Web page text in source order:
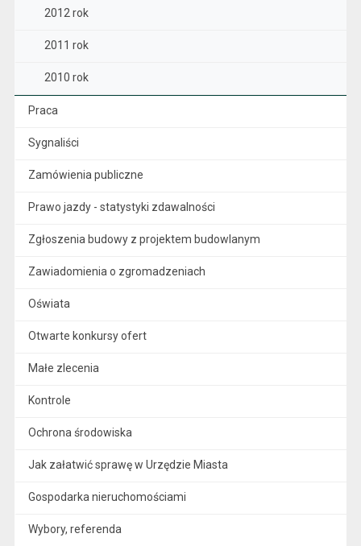
2012 rok
2011 rok
2010 rok
Praca
Sygnaliści
Zamówienia publiczne
Prawo jazdy - statystyki zdawalności
Zgłoszenia budowy z projektem budowlanym
Zawiadomienia o zgromadzeniach
Oświata
Otwarte konkursy ofert
Małe zlecenia
Kontrole
Ochrona środowiska
Jak załatwić sprawę w Urzędzie Miasta
Gospodarka nieruchomościami
Wybory, referenda